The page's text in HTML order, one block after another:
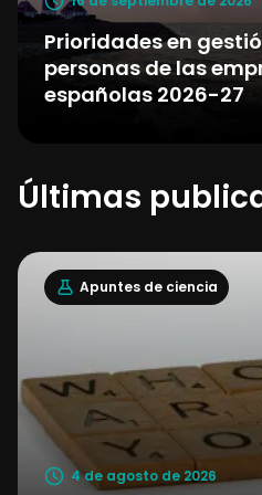
Prioridades en
personas de las
españolas 2026-27
Últimas
Apuntes de ciencia
4 de agosto de 2026